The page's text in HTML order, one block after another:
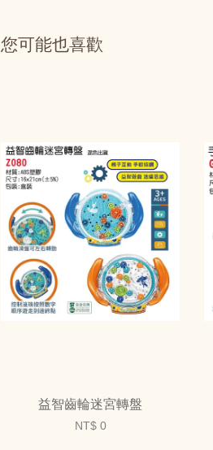
您可能也喜歡
益智齒輪迷宮轉盤
NT$ 0